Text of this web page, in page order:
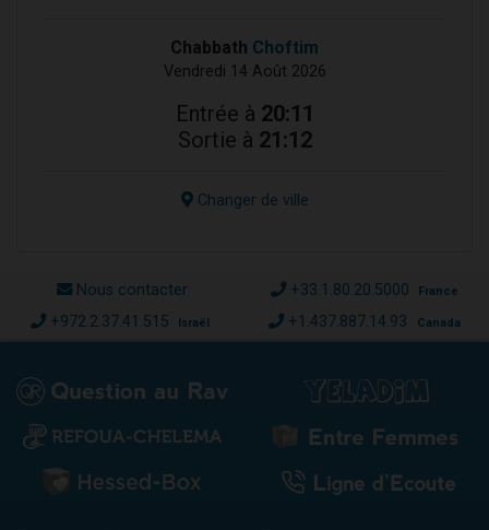
Chabbath Choftim
Vendredi 14 Août 2026
Entrée à 20:11
Sortie à 21:12
Changer de ville
Nous contacter +33.1.80.20.5000 France
+972.2.37.41.515 Israël +1.437.887.14.93 Canada